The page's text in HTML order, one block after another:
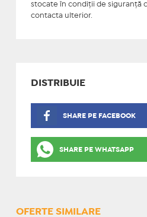
stocate în condiţii de siguranţă
contacta ulterior.
DISTRIBUIE
SHARE PE FACEBOOK
SHARE PE WHATSAPP
OFERTE SIMILARE